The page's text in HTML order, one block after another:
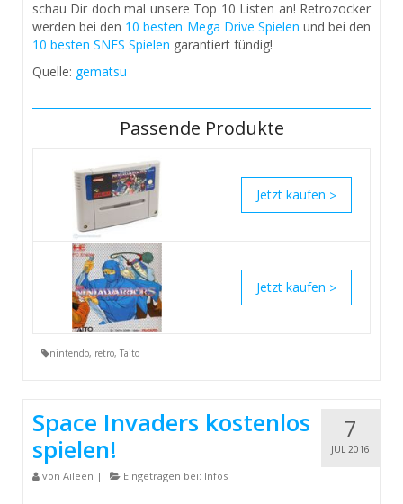
schau Dir doch mal unsere Top 10 Listen an! Retrozocker
werden bei den 10 besten Mega Drive Spielen und bei den
10 besten SNES Spielen garantiert fündig!
Quelle: gematsu
Passende Produkte
>
>
nintendo, retro, Taito
7
JUL 2016
Space Invaders kostenlos
spielen!
von Aileen | Eingetragen bei: Infos